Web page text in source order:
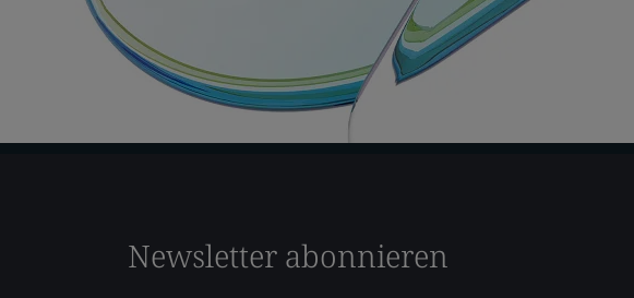
Newsletter abonnieren